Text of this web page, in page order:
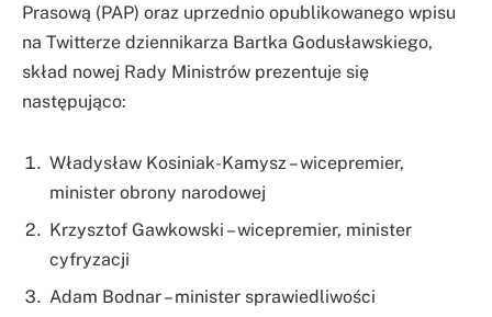
Prasową (PAP) oraz uprzednio opublikowanego wpisu
na Twitterze dziennikarza Bartka Godusławskiego,
skład nowej Rady Ministrów prezentuje się
następująco:
Władysław Kosiniak-Kamysz – wicepremier,
minister obrony narodowej
Krzysztof Gawkowski – wicepremier, minister
cyfryzacji
Adam Bodnar – minister sprawiedliwości